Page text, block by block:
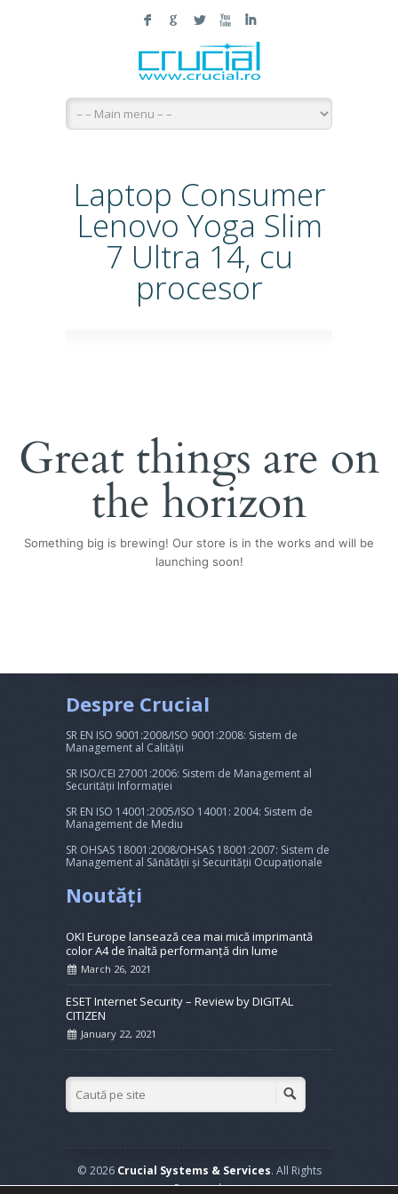
F G L X I
Laptop Consumer
Lenovo Yoga Slim
7 Ultra 14, cu
procesor
Great things are on
the horizon
Something big is brewing! Our store is in the works and will be
launching soon!
Despre Crucial
SR EN ISO 9001:2008/ISO 9001:2008: Sistem de
Management al Calității
SR ISO/CEI 27001:2006: Sistem de Management al
Securității Informației
SR EN ISO 14001:2005/ISO 14001: 2004: Sistem de
Management de Mediu
SR OHSAS 18001:2008/OHSAS 18001:2007: Sistem de
Management al Sănătății și Securității Ocupaționale
Noutăți
OKI Europe lansează cea mai mică imprimantă
color A4 de înaltă performanță din lume
March 26, 2021
ESET Internet Security – Review by DIGITAL
CITIZEN
January 22, 2021
© 2026 Crucial Systems & Services. All Rights
Reserved.